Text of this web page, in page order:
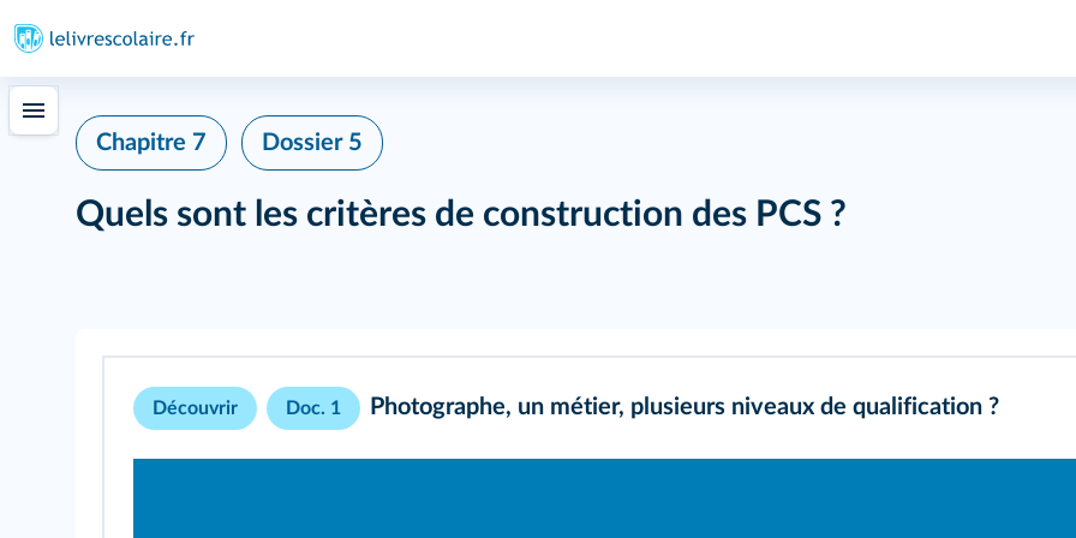
Chapitre 7 Dossier 5
Quels sont les critères de construction des PCS ?
Découvrir Doc. 1 Photographe, un métier, plusieurs niveaux de qualification ?